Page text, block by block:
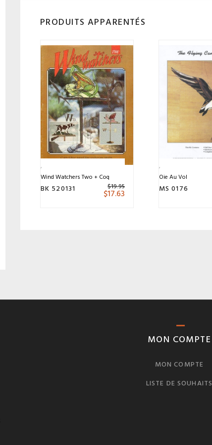
PRODUITS APPARENTÉS
Wind Watchers Two + Coq
BK 520131 $19.95
$17.63
Oie Au Vol
MS 0176
MON COMPTE
MON COMPTE
LISTE DE SOUHAITS